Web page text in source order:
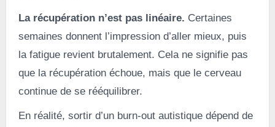
La récupération n’est pas linéaire. Certaines
semaines donnent l’impression d’aller mieux, puis
la fatigue revient brutalement. Cela ne signifie pas
que la récupération échoue, mais que le cerveau
continue de se rééquilibrer.
En réalité, sortir d’un burn-out autistique dépend de